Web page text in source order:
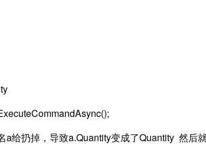
a给扔掉，导致a.Quantity变成了Quantity 然后